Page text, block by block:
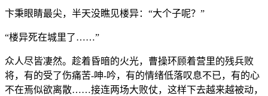
卞秉眼睛最尖，半天没瞧见楼异：“大个子呢？”
“楼异死在城里了……”
众人尽皆凄然。趁着昏暗的火光，曹操环顾着营里的残兵败
将，有的受了伤痛苦-呻-吟，有的情绪低落叹息不已，有的心
不在焉似欲离散……接连两场大败仗，这样下去越来越被动，